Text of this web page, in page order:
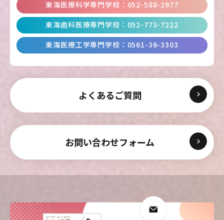
よくあるご質問
お問い合わせフォーム
東海医療科学専門学校 ： 052-588-2977
東海歯科医療専門学校 ： 052-773-7222
東海医療工学専門学校 ： 0561-36-3303
東海医療科学
専門学校
東海歯科医療
東海医療工学
専門学校
東海医療科学
専門学校
東海歯科医療
東海医療工学
専門学校
東海医療科学
専門学校
東海歯科医療
東海医療工学
専門学校
東海医療科学
専門学校
東海歯科医療
東海医療工学
専門学校